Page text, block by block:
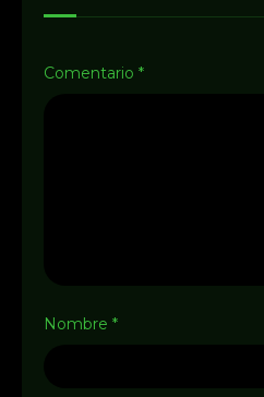
Comentario *
Nombre *